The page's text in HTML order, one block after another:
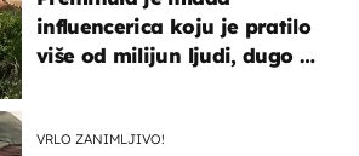
influencerica koju je pratilo
više od milijun ljudi, dugo se
VRLO ZANIMLJIVO!